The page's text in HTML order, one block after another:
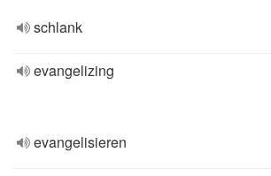
schlank
evangelizing
evangelisieren